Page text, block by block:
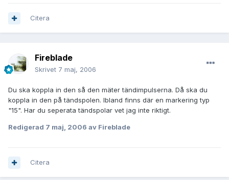
Citera
Fireblade
Skrivet 7 maj, 2006
Du ska koppla in den så den mäter tändimpulserna. Då ska du
koppla in den på tändspolen. Ibland finns där en markering typ
"15". Har du seperata tändspolar vet jag inte riktigt.
Redigerad 7 maj, 2006 av Fireblade
Citera